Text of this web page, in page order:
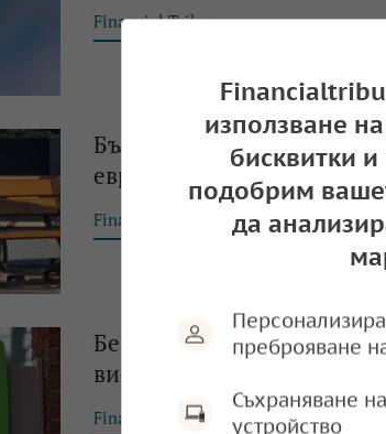
Financial Tribune
България регистрира
еврозоната през февруари
Financial Tribune
Безработицата във
високото си ниво от пет
Financial Tribune
използване
бисквитки
подобрим
да
преброяване
Съхраняване
устройство